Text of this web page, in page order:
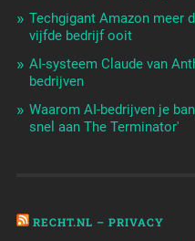
Techgigant Amazon meer
vijfde bedrijf ooit
AI-systeem Claude van
bedrijven
Waarom AI-bedrijven je
snel aan The Terminator'
RECHT.NL – PRIVACY